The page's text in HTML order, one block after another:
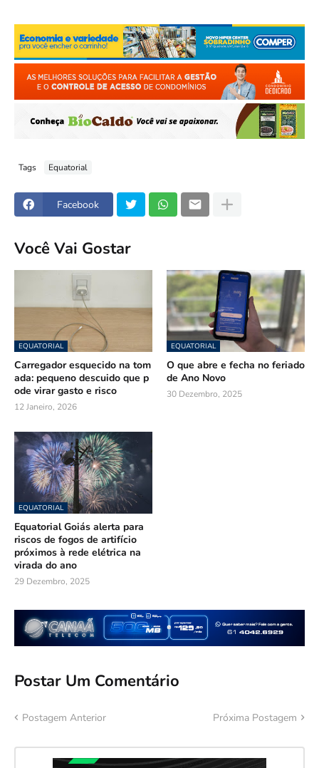
Tags Equatorial
Facebook
Você Vai Gostar
EQUATORIAL
Carregador esquecido na tom
ada: pequeno descuido que p
ode virar gasto e risco
12 Janeiro, 2026
EQUATORIAL
O que abre e fecha no feriado
de Ano Novo
30 Dezembro, 2025
EQUATORIAL
Equatorial Goiás alerta para
riscos de fogos de artifício
próximos à rede elétrica na
virada do ano
29 Dezembro, 2025
Postar Um Comentário
Postagem Anterior Próxima Postagem